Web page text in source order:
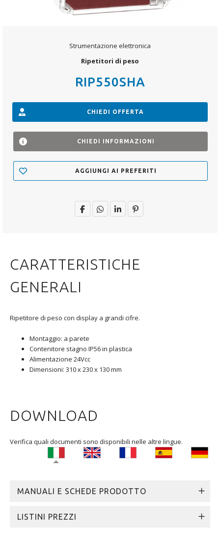
Strumentazione elettronica
Ripetitori di peso
RIP550SHA
CHIEDI OFFERTA
CHIEDI INFORMAZIONI
AGGIUNGI AI PREFERITI
CARATTERISTICHE
GENERALI
Ripetitore di peso con display a grandi cifre.
Montaggio: a parete
Contenitore stagno IP56 in plastica
Alimentazione 24Vcc
Dimensioni: 310 x 230 x 130 mm
DOWNLOAD
Verifica quali documenti sono disponibili nelle altre lingue.
MANUALI E SCHEDE PRODOTTO
LISTINI PREZZI